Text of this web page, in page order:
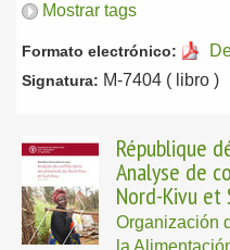
Mostrar tags
Formato electrónico:
Signatura: M-7404 ( libro )
République
Analyse de
Nord-Kivu et
Organización
la